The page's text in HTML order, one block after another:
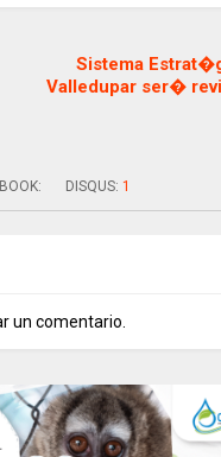
Sistema
Valledupar ser�
DISQUS: 1
un comentario.